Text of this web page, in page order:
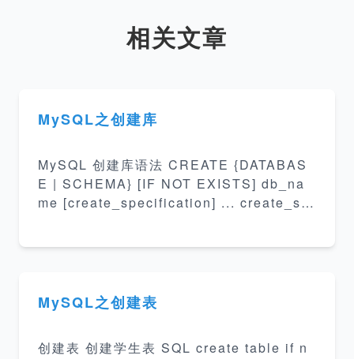
相关文章
MySQL之创建库
MySQL 创建库语法 CREATE {DATABAS
E | SCHEMA} [IF NOT EXISTS] db_na
me [create_specification] ... create_sp
果 mysql&gt; create database school;
Query OK, 1 row affecte
MySQL之创建表
创建表 创建学生表 SQL create table if n